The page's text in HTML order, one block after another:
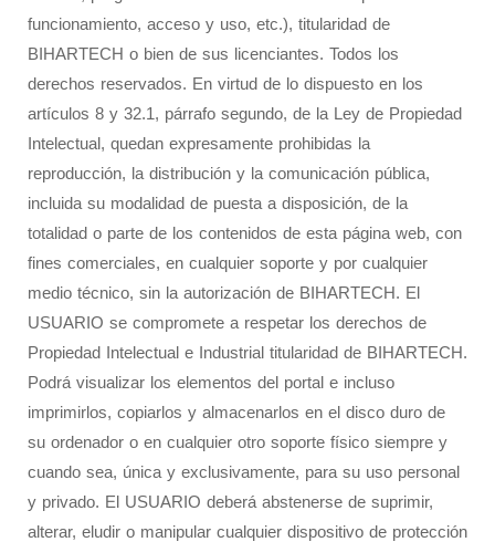
funcionamiento, acceso y uso, etc.), titularidad de
BIHARTECH o bien de sus licenciantes. Todos los
derechos reservados. En virtud de lo dispuesto en los
artículos 8 y 32.1, párrafo segundo, de la Ley de Propiedad
Intelectual, quedan expresamente prohibidas la
reproducción, la distribución y la comunicación pública,
incluida su modalidad de puesta a disposición, de la
totalidad o parte de los contenidos de esta página web, con
fines comerciales, en cualquier soporte y por cualquier
medio técnico, sin la autorización de BIHARTECH. El
USUARIO se compromete a respetar los derechos de
Propiedad Intelectual e Industrial titularidad de BIHARTECH.
Podrá visualizar los elementos del portal e incluso
imprimirlos, copiarlos y almacenarlos en el disco duro de
su ordenador o en cualquier otro soporte físico siempre y
cuando sea, única y exclusivamente, para su uso personal
y privado. El USUARIO deberá abstenerse de suprimir,
alterar, eludir o manipular cualquier dispositivo de protección